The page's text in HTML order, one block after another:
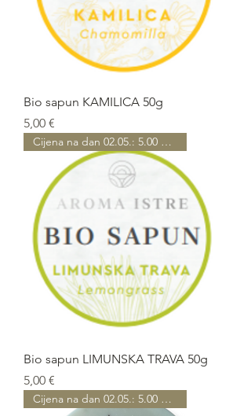
Bio sapun KAMILICA 50g
Prezzo
5,00 €
Cijena na dan 02.05.: 5.00 EUR
Bio sapun LIMUNSKA TRAVA 50g
Prezzo
5,00 €
Cijena na dan 02.05.: 5.00 EUR